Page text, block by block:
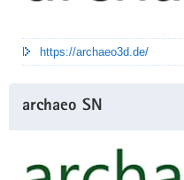
https://archaeo3d.de/
archaeo SN